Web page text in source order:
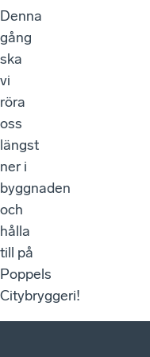
Denna
gång
ska
vi
röra
oss
längst
ner i
byggnaden
och
hålla
till på
Poppels
Citybryggeri!